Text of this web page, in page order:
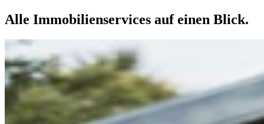
Alle Immobilienservices auf einen Blick.